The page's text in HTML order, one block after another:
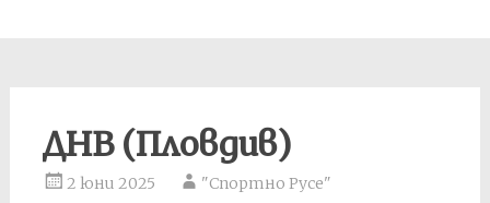
ДНВ (Пловдив)
2 юни 2025 "Спортно Русе"